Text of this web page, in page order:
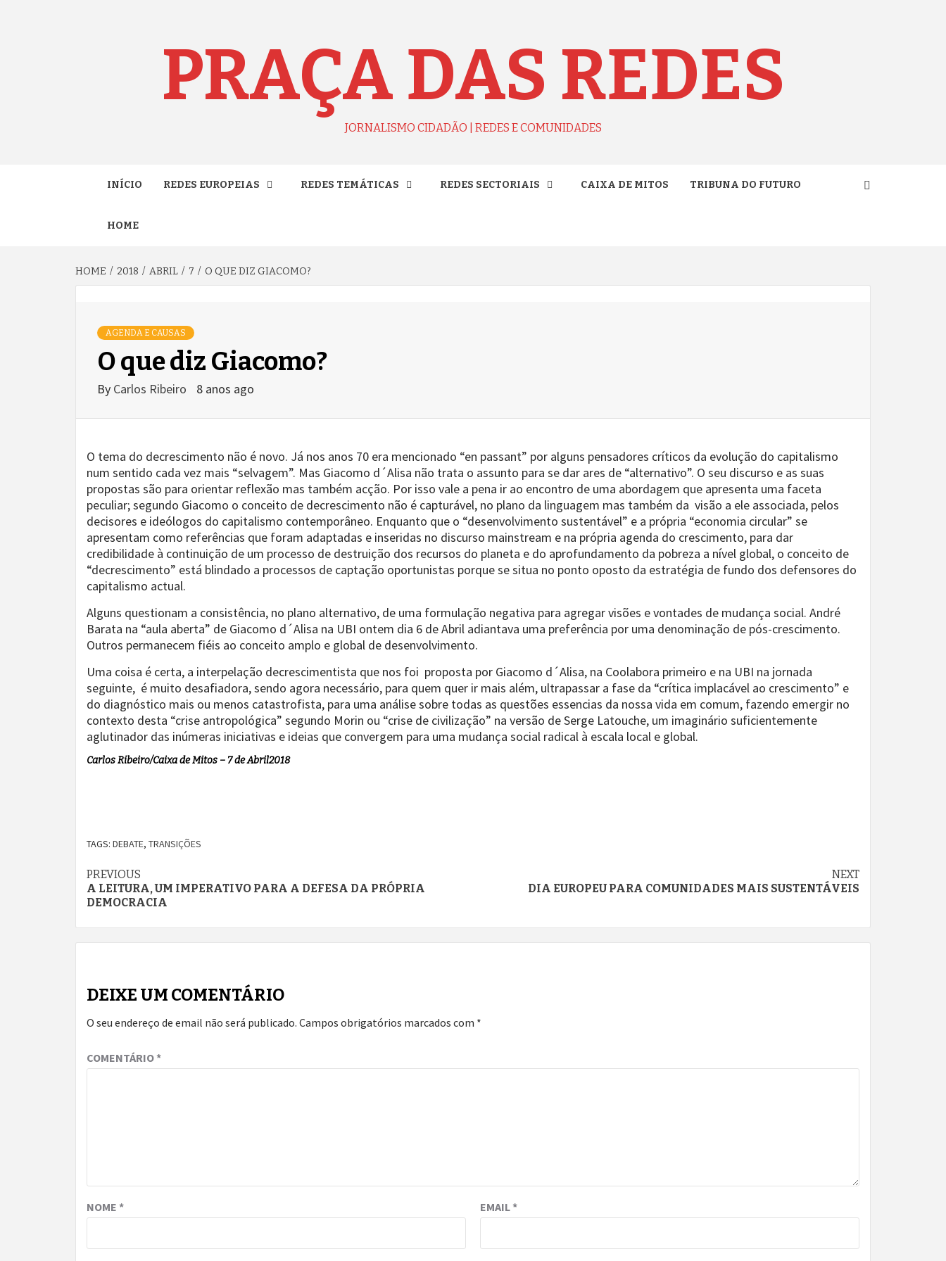
PRAÇA DAS REDES
JORNALISMO CIDADÃO | REDES E COMUNIDADES
INÍCIO REDES EUROPEIAS REDES TEMÁTICAS REDES SECTORIAIS CAIXA DE MITOS TRIBUNA DO FUTURO
HOME
HOME 2018 ABRIL 7 O QUE DIZ GIACOMO?
AGENDA E CAUSAS
O que diz Giacomo?
By Carlos Ribeiro 8 anos ago
O tema do decrescimento não é novo. Já nos anos 70 era mencionado “en passant” por alguns pensadores críticos da evolução do capitalismo
num sentido cada vez mais “selvagem”. Mas Giacomo d´Alisa não trata o assunto para se dar ares de “alternativo”. O seu discurso e as suas
propostas são para orientar reflexão mas também acção. Por isso vale a pena ir ao encontro de uma abordagem que apresenta uma faceta
peculiar; segundo Giacomo o conceito de decrescimento não é capturável, no plano da linguagem mas também da visão a ele associada, pelos
decisores e ideólogos do capitalismo contemporâneo. Enquanto que o “desenvolvimento sustentável” e a própria “economia circular” se
apresentam como referências que foram adaptadas e inseridas no discurso mainstream e na própria agenda do crescimento, para dar
credibilidade à continuição de um processo de destruição dos recursos do planeta e do aprofundamento da pobreza a nível global, o conceito de
“decrescimento” está blindado a processos de captação oportunistas porque se situa no ponto oposto da estratégia de fundo dos defensores do
capitalismo actual.
Alguns questionam a consistência, no plano alternativo, de uma formulação negativa para agregar visões e vontades de mudança social. André
Barata na “aula aberta” de Giacomo d´Alisa na UBI ontem dia 6 de Abril adiantava uma preferência por uma denominação de pós-crescimento.
Outros permanecem fiéis ao conceito amplo e global de desenvolvimento.
Uma coisa é certa, a interpelação decrescimentista que nos foi proposta por Giacomo d´Alisa, na Coolabora primeiro e na UBI na jornada
seguinte, é muito desafiadora, sendo agora necessário, para quem quer ir mais além, ultrapassar a fase da “crítica implacável ao crescimento” e
do diagnóstico mais ou menos catastrofista, para uma análise sobre todas as questões essencias da nossa vida em comum, fazendo emergir no
contexto desta “crise antropológica” segundo Morin ou “crise de civilização” na versão de Serge Latouche, um imaginário suficientemente
aglutinador das inúmeras iniciativas e ideias que convergem para uma mudança social radical à escala local e global.
Carlos Ribeiro/Caixa de Mitos – 7 de Abril2018
TAGS: DEBATE, TRANSIÇÕES
Continue
Reading
PREVIOUS
A LEITURA, UM IMPERATIVO PARA A DEFESA DA PRÓPRIA
DEMOCRACIA
NEXT
DIA EUROPEU PARA COMUNIDADES MAIS SUSTENTÁVEIS
DEIXE UM COMENTÁRIO
O seu endereço de email não será publicado. Campos obrigatórios marcados com *
COMENTÁRIO*
NOME * EMAIL*